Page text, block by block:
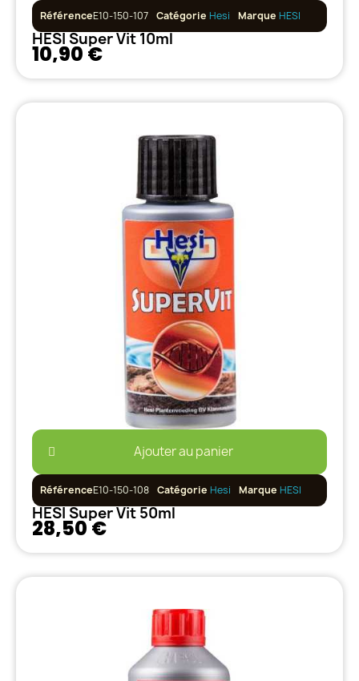
RéférenceE10-150-107 Catégorie Hesi Marque HESI
HESI Super Vit 10ml
10,90 €
Ajouter au panier
RéférenceE10-150-108 Catégorie Hesi Marque HESI
HESI Super Vit 50ml
28,50 €